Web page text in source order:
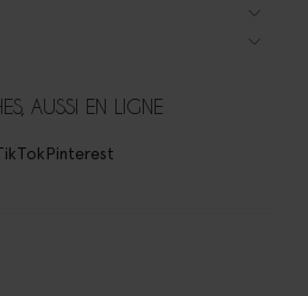
AUSSI EN LIGNE
Pinterest